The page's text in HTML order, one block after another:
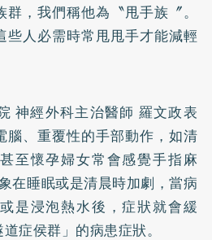
，我們稱他為〝甩手族〞。
些人必需時常甩甩手才能減輕
神經外科主治醫師 羅文政表
腦、重覆性的手部動作，如清
至懷孕婦女常會感覺手指麻
在睡眠或是清晨時加劇，當病
是浸泡熱水後，症狀就會緩
症侯群」的病患症狀。